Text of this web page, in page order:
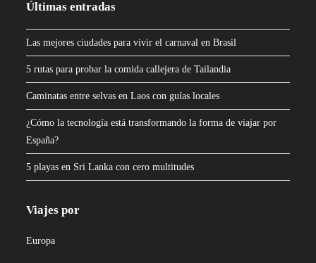
Últimas entradas
Las mejores ciudades para vivir el carnaval en Brasil
5 rutas para probar la comida callejera de Tailandia
Caminatas entre selvas en Laos con guías locales
¿Cómo la tecnología está transformando la forma de viajar por
España?
5 playas en Sri Lanka con cero multitudes
Viajes por
Europa